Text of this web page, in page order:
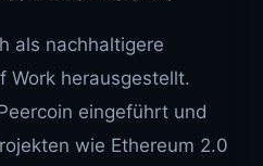
als nachhaltigere
Work herausgestellt.
eingeführt und
wie Ethereum 2.0